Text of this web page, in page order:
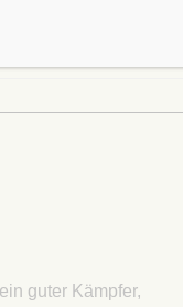
guter Kämpfer,